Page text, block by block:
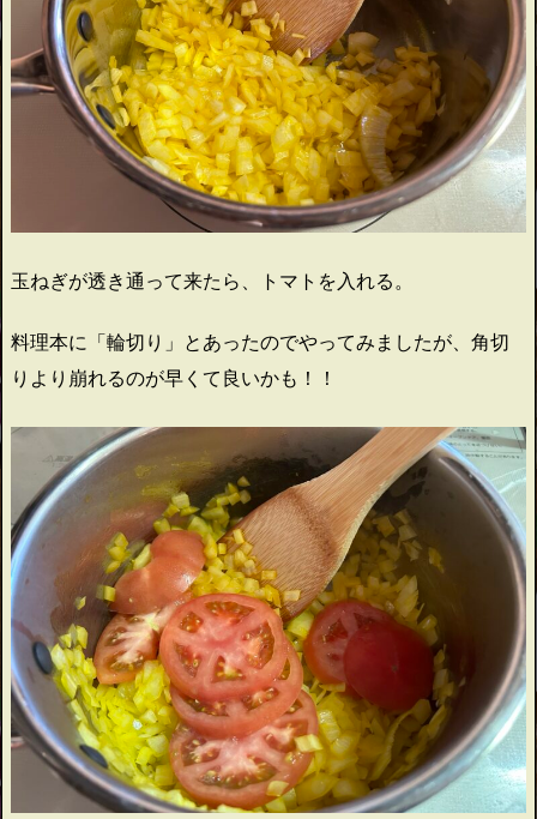
玉ねぎが透き通って来たら、トマトを入れる。
料理本に「輪切り」とあったのでやってみましたが、角切
りより崩れるのが早くて良いかも！！